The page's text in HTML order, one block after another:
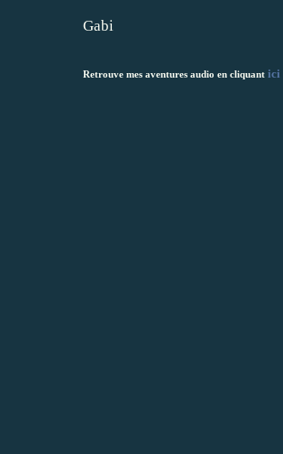
Gabi
Retrouve mes aventures audio en cliquant ici